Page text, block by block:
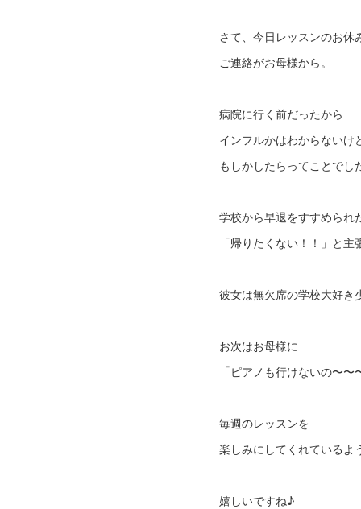
さて、今日レッスンのお休
ご連絡がお母様から。
病院に行く前だったから
インフルかはわからないけ
もしかしたらってことでし
学校から早退をすすめられ
「帰りたくない！！」と
彼女は無欠席の学校大好き
お次はお母様に
「ピアノも行けないの〜〜
毎週のレッスンを
楽しみにしてくれているよ
嬉しいですね♪